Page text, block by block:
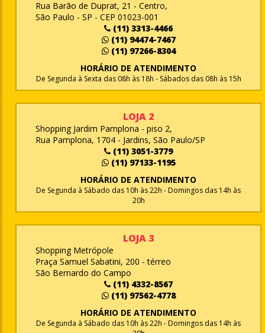
Rua Barão de Duprat, 21 - Centro,
São Paulo - SP - CEP 01023-001
(11) 3313-4466
(11) 94474-7467
(11) 97266-8304
HORÁRIO DE ATENDIMENTO
De Segunda à Sexta das 08h às 18h - Sábados das 08h às 15h
LOJA 2
Shopping Jardim Pamplona - piso 2,
Rua Pamplona, 1704 - Jardins, São Paulo/SP
(11) 3051-3779
(11) 97133-1195
HORÁRIO DE ATENDIMENTO
De Segunda à Sábado das 10h às 22h - Domingos das 14h às
20h
LOJA 3
Shopping Metrópole
Praça Samuel Sabatini, 200 - térreo
São Bernardo do Campo
(11) 4332-8567
(11) 97562-4778
HORÁRIO DE ATENDIMENTO
De Segunda à Sábado das 10h às 22h - Domingos das 14h às